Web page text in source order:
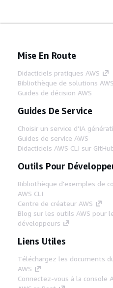
Mise En Route
Didacticiels pratiques AWS
Bibliothèque de solutions AWS
Guides de décision AWS
Guides De Service
Choisir un service d'IA
Guides de service AWS
Didacticiels AWS CLI sur
Outils Pour
Bibliothèque d'exemples de
AWS CLI
Centre de créateur AWS
Blog sur les outils AWS pour
développeurs
Liens Utiles
Téléchargez les documents
AWS
Connectez-vous à la console